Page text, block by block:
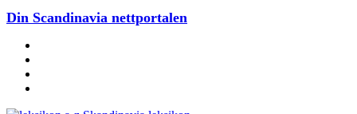
Din Scandinavia nettportalen